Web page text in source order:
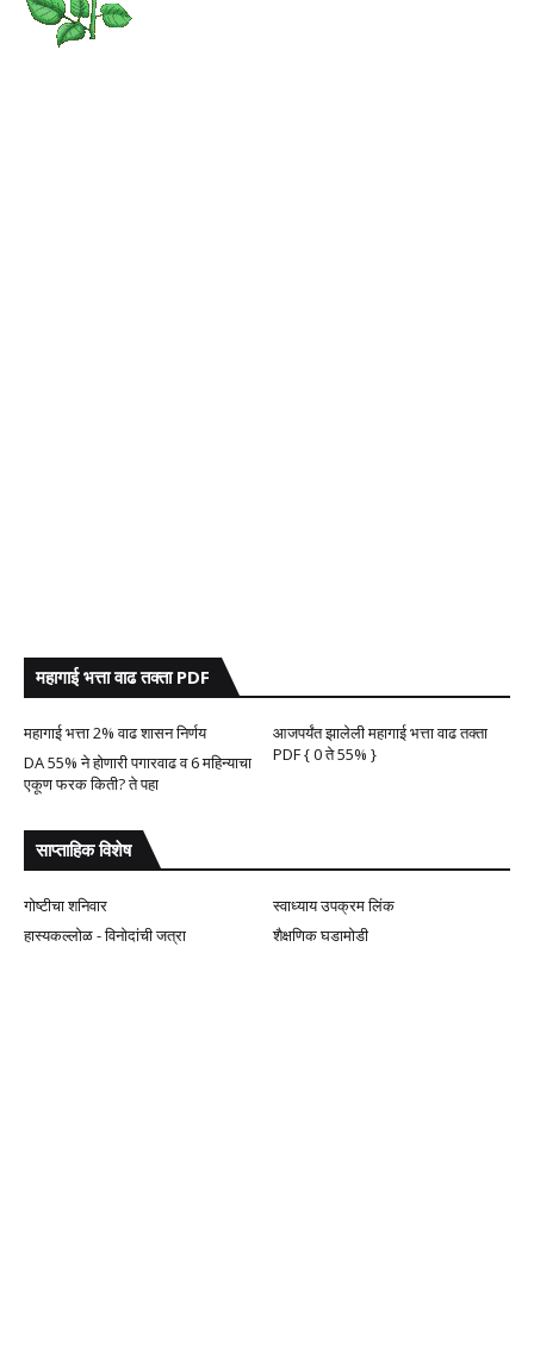
महागाई भत्ता वाढ तक्ता PDF
महागाई भत्ता 2% वाढ शासन निर्णय
आजपर्यंत झालेली महागाई भत्ता वाढ तक्ता
PDF { 0 ते 55% }
DA 55% ने होणारी पगारवाढ व 6 महिन्याचा
एकूण फरक किती? ते पहा
साप्ताहिक विशेष
गोष्टीचा शनिवार
स्वाध्याय उपक्रम लिंक
हास्यकल्लोळ - विनोदांची जत्रा
शैक्षणिक घडामोडी